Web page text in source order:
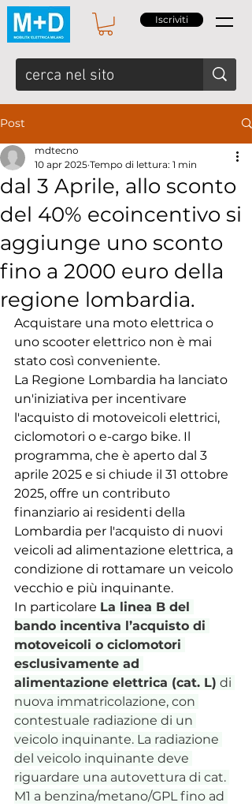
Iscriviti
Post
dal 3 Aprile, allo sconto
del 40% ecoincentivo si
aggiunge uno sconto
fino a 2000 euro della
regione lombardia.
mdtecno
10 apr 2025 Tempo di lettura: 1 min
Acquistare una moto elettrica o
uno scooter elettrico non è mai
stato così conveniente.
La Regione Lombardia ha lanciato
un'iniziativa per incentivare
l'acquisto di motoveicoli elettrici,
ciclomotori o e-cargo bike. Il
programma, che è aperto dal 3
aprile 2025 e si chiude il 31 ottobre
2025, offre un contributo
finanziario ai residenti della
Lombardia per l'acquisto di nuovi
veicoli ad alimentazione elettrica, a
condizione di rottamare un veicolo
vecchio e più inquinante.
In particolare La linea B del
bando incentiva l’acquisto di
motoveicoli o ciclomotori
esclusivamente ad
alimentazione elettrica (cat. L) di
nuova immatricolazione, con
contestuale radiazione di un
veicolo inquinante. La radiazione
del veicolo inquinante deve
riguardare una autovettura di cat.
M1 a benzina/metano/GPL fino ad